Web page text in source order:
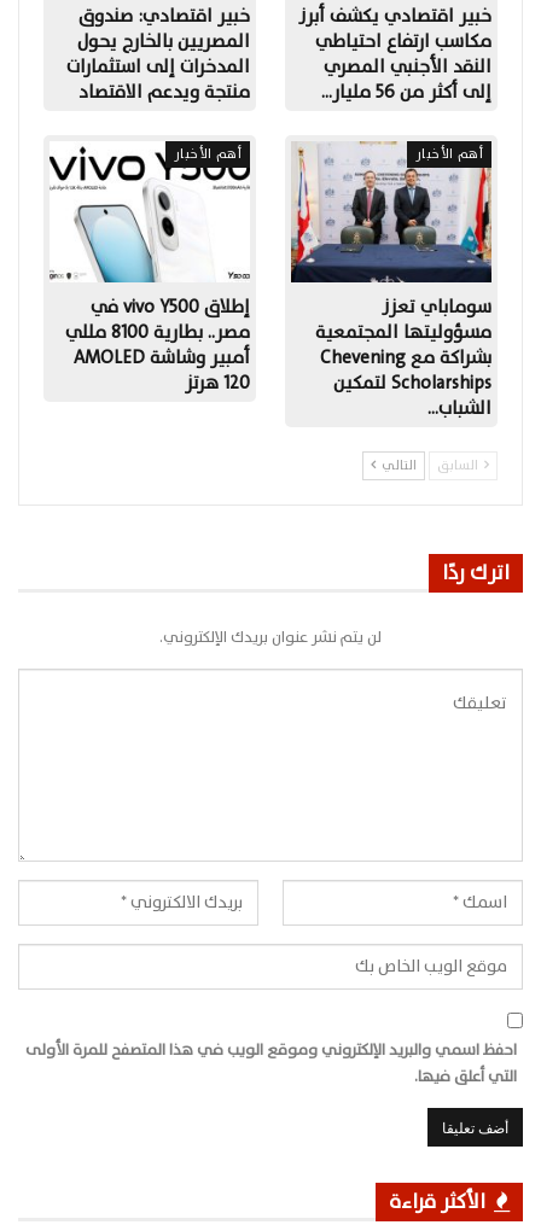
خبير اقتصادي يكشف أبرز
مكاسب ارتفاع احتياطي
النقد الأجنبي المصري
إلى أكثر من 56 مليار…
خبير اقتصادي: صندوق
المصريين بالخارج يحول
المدخرات إلى استثمارات
منتجة ويدعم الاقتصاد
أهم الأخبار
سوماباي تعزز
مسؤوليتها المجتمعية
بشراكة مع Chevening
Scholarships لتمكين
الشباب…
أهم الأخبار
إطلاق vivo Y500 في
مصر.. بطارية 8100 مللي
أمبير وشاشة AMOLED
120 هرتز
السابق التالي
اترك ردًا
لن يتم نشر عنوان بريدك الإلكتروني.
احفظ اسمي والبريد الإلكتروني وموقع الويب في هذا المتصفح للمرة الأولى
التي أعلق فيها.
الأكثر قراءة